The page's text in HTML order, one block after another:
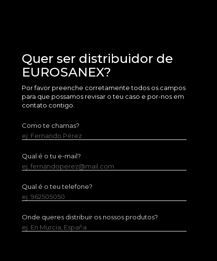
Quer ser distribuidor de
EUROSANEX?
Por favor preenche corretamente todos os campos
para que possamos revisar o teu caso e por-nos em
contato contigo.
Como te chamas?
ej. Fernando Pérez
Qual é o tu e-mail?
ej. fernandoperez@mail.com
Qual é o teu telefone?
ej. 962505050
Onde queres distribuir os nossos produtos?
ej. En Murcia, España